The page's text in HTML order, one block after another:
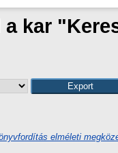
a kar
elméleti